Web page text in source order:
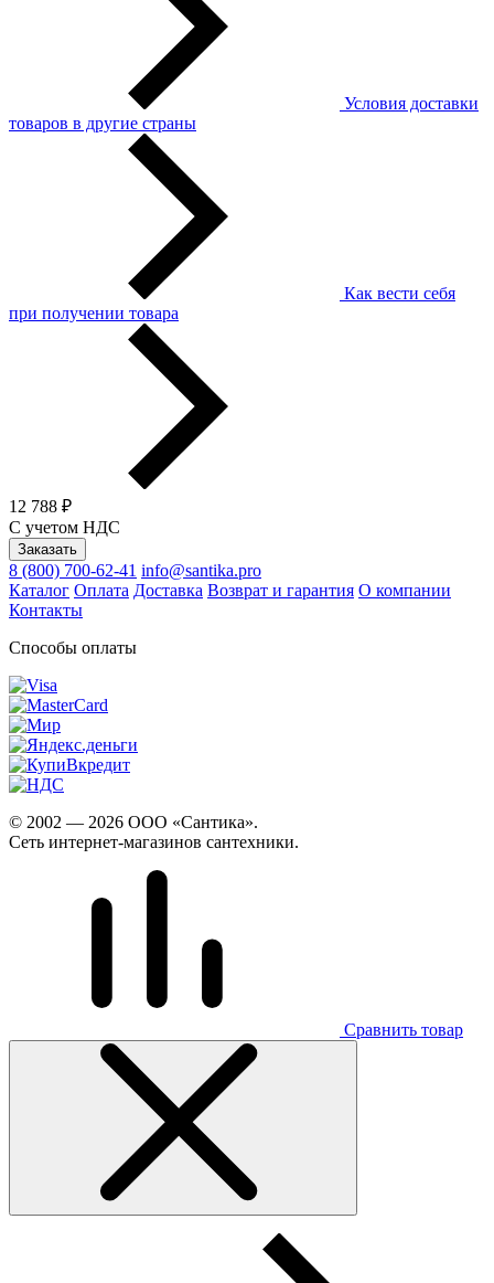
Условия доставки
товаров в другие страны
Как вести себя
при получении товара
12 788 ₽
С учетом НДС
Заказать
8 (800) 700-62-41 info@santika.pro
Каталог Оплата Доставка Возврат и гарантия О компании
Контакты
Способы оплаты
© 2002 — 2026 ООО «Сантика».
Сеть интернет-магазинов сантехники.
Сравнить товар